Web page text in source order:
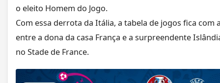
o eleito Homem do Jogo.
Com essa derrota da Itália, a tabela de jogos fica com
entre a dona da casa França e a surpreendente
no Stade de France.